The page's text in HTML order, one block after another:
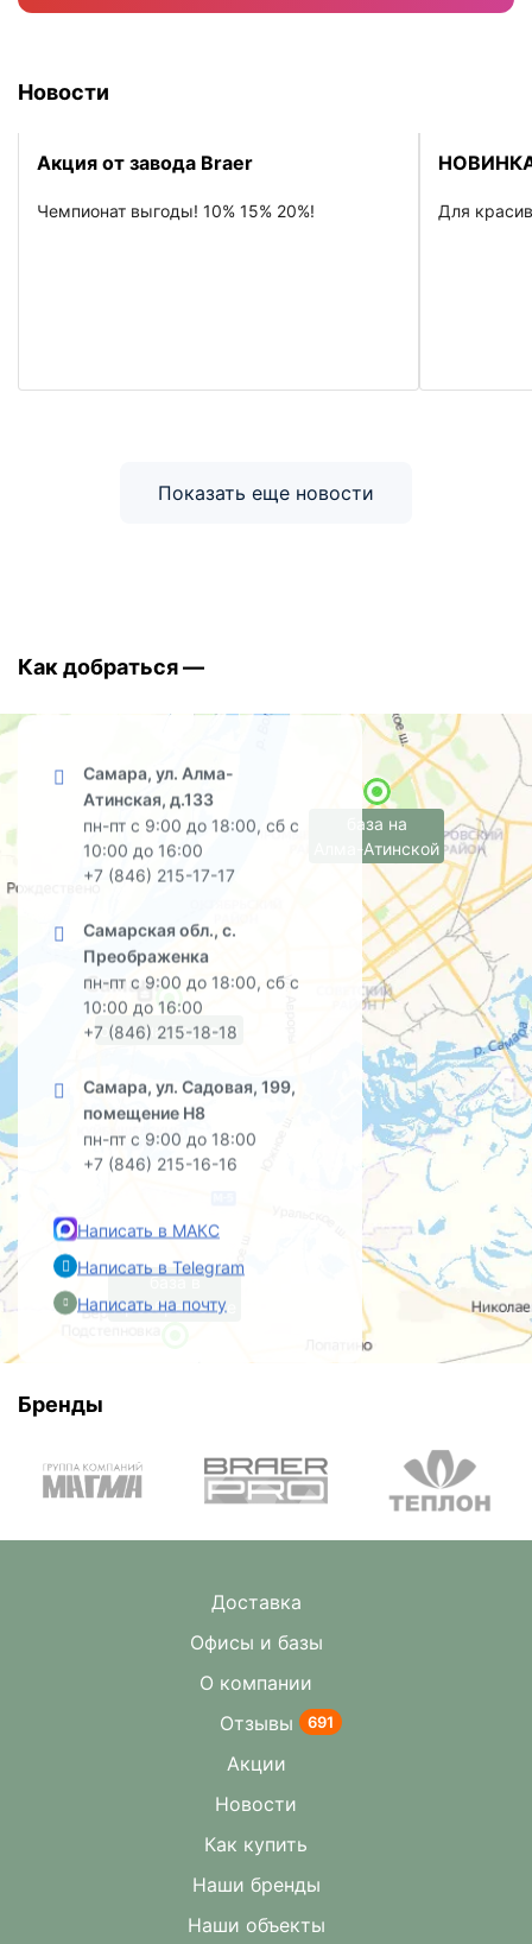
Новости
Акция от завода Braer
Чемпионат выгоды! 10% 15% 20%! Для
Показать еще новости
Как добраться —
Самара, ул. Алма-
Атинская, д.133
пн-пт с 9:00 до 18:00, сб с
10:00 до 16:00
+7 (846) 215-17-17
Самарская обл., с.
Преображенка
пн-пт с 9:00 до 18:00, сб с
10:00 до 16:00
+7 (846) 215-18-18
Самара, ул. Садовая, 199,
помещение Н8
пн-пт с 9:00 до 18:00
+7 (846) 215-16-16
Написать в МАКС
Написать в Telegram
Написать на почту
офис на Садовой
база в
Преображенке
база на
Алма-Атинской
Бренды
Доставка
Офисы и базы
О компании
Отзывы
691
Акции
Новости
Как купить
Наши бренды
Наши объекты